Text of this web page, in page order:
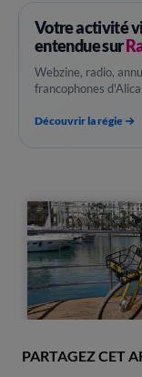
Votre activité
entendue sur
Webzine, radio,
francophones
Découvrir la régie
PARTAGEZ CET